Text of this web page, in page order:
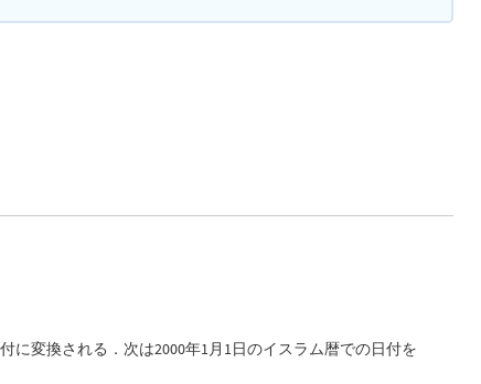
変換される．次は2000年1月1日のイスラム暦での日付を